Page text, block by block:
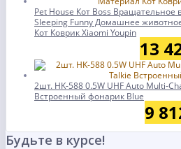
Pet House Кот Boss Вращательное
Sleeping Funny Домашнее
Кот Коврик Xiaomi Youpin
13
2шт. HK-588 0.5W UHF Auto Multi-
Встроенный фонарик Blue
9
Будьте в курсе!